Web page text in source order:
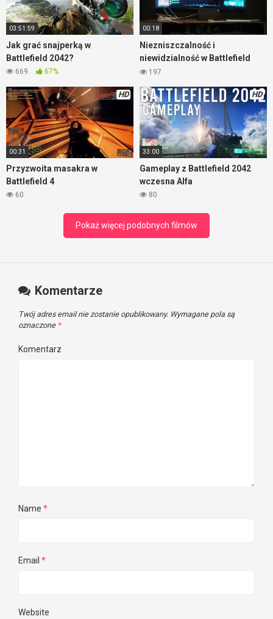
wykluczać. Ciekawe które okażą się prawdą. Pozostaje nam
czekać na rozwój wypadków.
03:51:59
Jak grać snajperką w
Battlefield 2042?
669 67%
00:18
Niezniszczalność i
niewidzialność w Battlefield
2042
197
HD
00:31
Przyzwoita masakra w
Battlefield 4
60
HD
33:00
Gameplay z Battlefield 2042
wczesna Alfa
80
Pokaż więcej podobnych filmów
Komentarze
Twój adres email nie zostanie opublikowany. Wymagane pola są
oznaczone *
Komentarz
Name *
Email *
Website